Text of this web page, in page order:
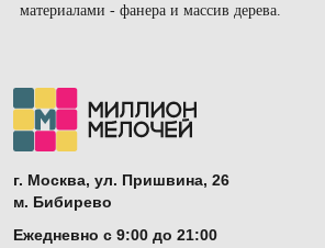
материалами - фанера и массив дерева.
г. Москва, ул. Пришвина, 26
м. Бибирево
Ежедневно с 9:00 до 21:00